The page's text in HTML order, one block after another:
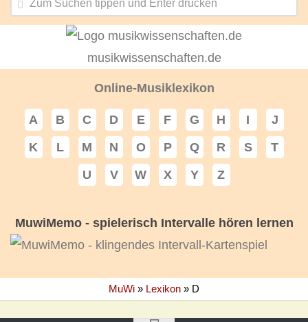
musikwissenschaften.de
Online-Musiklexikon
A B C D E F G H I
J
K
L M N O P Q R S
T
U
V W X Y Z
MuwiMemo - spielerisch Intervalle hören lernen
MuWi » Lexikon » D